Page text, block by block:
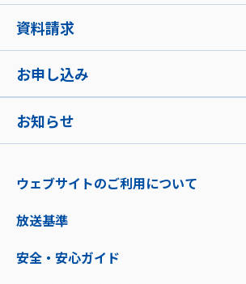
お知らせ
資料請求
お申し込み
ウェブサイトのご利用について
放送基準
安全・安心ガイド